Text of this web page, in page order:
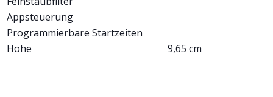
Appsteuerung
Programmierbare Startzeiten
Höhe
9,65 cm